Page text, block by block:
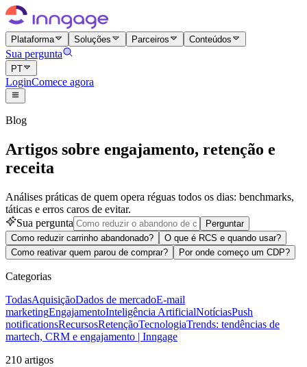
Plataforma Soluções Parceiros Conteúdos
Sua pergunta
PT
LoginComece agora
Blog
Artigos sobre engajamento, retenção e
receita
Análises práticas de quem opera réguas todos os dias: benchmarks,
táticas e erros caros de evitar.
Sua pergunta
Perguntar
Como reduzir carrinho abandonado?
O que é RCS e quando usar?
Como reativar quem parou de comprar?
Por onde começo um CDP?
Categorias
TodasAquisiçãoDados de mercadoE-mail
marketingEngajamentoInteligência ArtificialNotíciasPush
notificationsRecursosRetençãoTecnologiaTrends: tendências de
martech, CRM e engajamento | Inngage
210 artigos